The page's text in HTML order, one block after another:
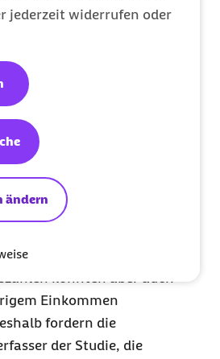
jederzeit widerrufen oder
ändern
des
der Studie ist, dass
Einsätze
-nutzern zugeordnet
es vor allem ältere,
die den
Anspruch nehmen.
konnten aber auch
Einkommen
fordern die
der Studie, die